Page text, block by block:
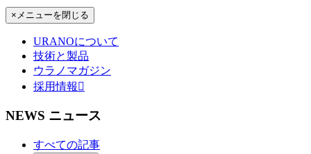
× メニューを閉じる
URANOについて
技術と製品
ウラノマガジン
採用情報 
NEWS ニュース
すべての記事